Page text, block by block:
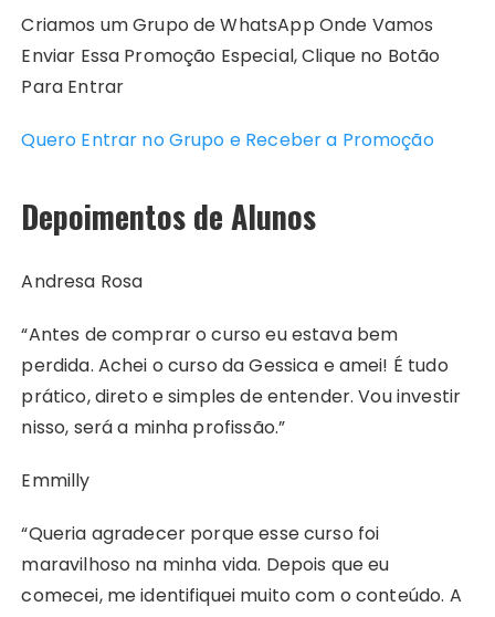
Criamos um Grupo de WhatsApp Onde Vamos
Enviar Essa Promoção Especial, Clique no Botão
Para Entrar
Quero Entrar no Grupo e Receber a Promoção
Depoimentos de Alunos
Andresa Rosa
“Antes de comprar o curso eu estava bem
perdida. Achei o curso da Gessica e amei! É tudo
prático, direto e simples de entender. Vou investir
nisso, será a minha profissão.”
Emmilly
“Queria agradecer porque esse curso foi
maravilhoso na minha vida. Depois que eu
comecei, me identifiquei muito com o conteúdo. A